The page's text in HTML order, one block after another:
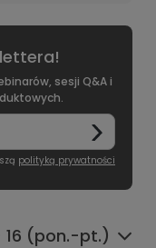
sesji Q&A i
polityką prywatności
16 (pon.-pt.)